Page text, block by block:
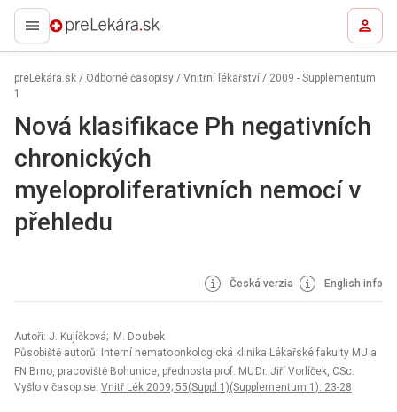
preLekára.sk
preLekára.sk / Odborné časopisy / Vnitřní lékařství / 2009 - Supplementum
1
Nová klasifikace Ph negativních
chronických
myeloproliferativních nemocí v
přehledu
Česká verzia English info
Autoři: J. Kujíčková; M. Do ubek
Působiště autorů: Interní hemato onkologická klinika Lékařské fakulty MU a
FN Brno, pracoviště Bohunice, přednosta prof. MU Dr. Jiří Vorlíček, CSc.
Vyšlo v časopise: Vnitř Lék 2009; 55(Suppl 1)(Supplementum 1): 23-28